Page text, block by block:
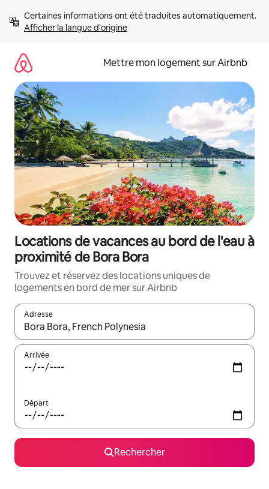
directement
Afficher la langue d'origine
Mettre mon logement sur Airbnb
Locations de vacances au bord de l'eau à
proximité de Bora Bora
Trouvez et réservez des locations uniques de
logements en bord de mer sur Airbnb
Adresse
Lorsque les résultats s'affichent, utilisez les flèches vers le
Arrivée
Départ
Rechercher